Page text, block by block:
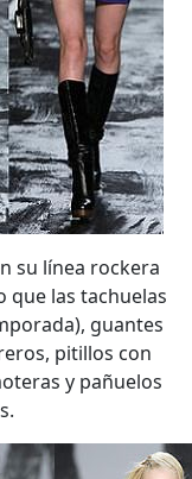
su línea rockera
que las tachuelas
guantes
pitillos con
y pañuelos